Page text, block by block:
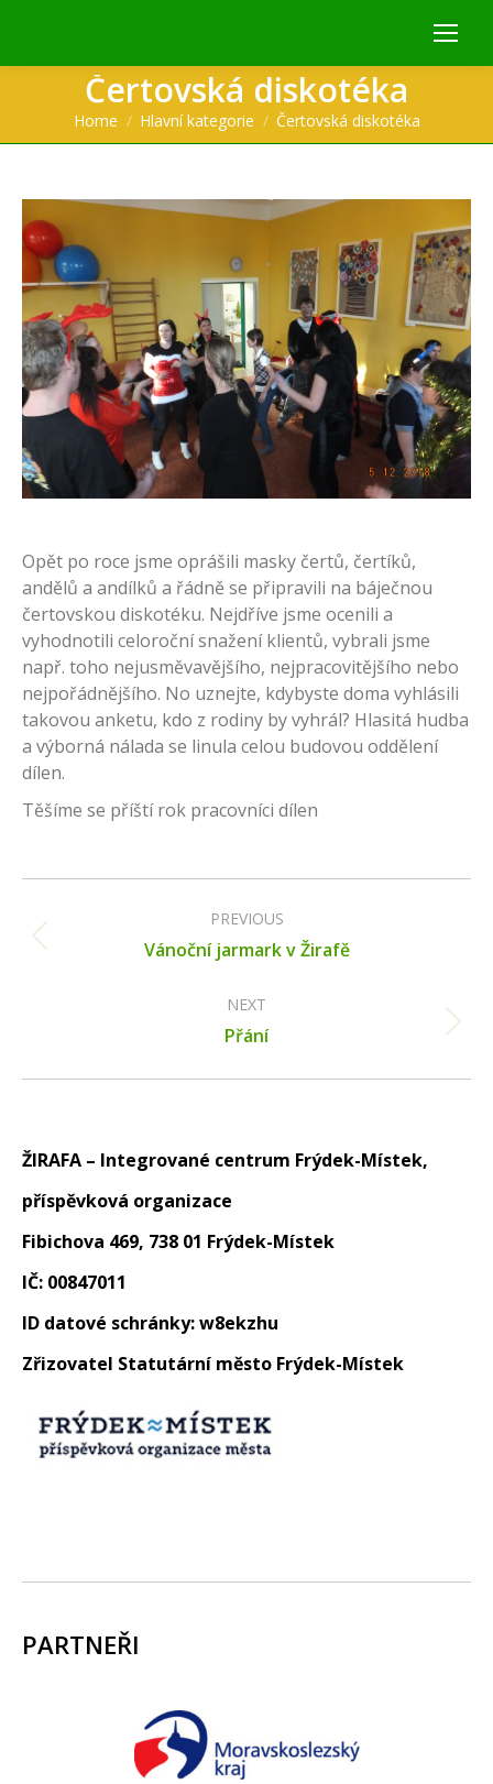
Čertovská diskotéka
You are here:
Home Hlavní kategorie Čertovská diskotéka
Opět po roce jsme oprášili masky čertů, čertíků,
andělů a andílků a řádně se připravili na báječnou
čertovskou diskotéku. Nejdříve jsme ocenili a
vyhodnotili celoroční snažení klientů, vybrali jsme
např. toho nejusměvavějšího, nejpracovitějšího nebo
nejpořádnějšího. No uznejte, kdybyste doma vyhlásili
takovou anketu, kdo z rodiny by vyhrál? Hlasitá hudba
a výborná nálada se linula celou budovou oddělení
dílen.
Těšíme se příští rok pracovníci dílen
navigation
PREVIOUS
Previous
Vánoční jarmark v Žirafě
NEXT
Next
Přání
ŽIRAFA – Integrované centrum Frýdek-Místek,
příspěvková organizace
Fibichova 469, 738 01 Frýdek-Místek
IČ: 00847011
ID datové schránky: w8ekzhu
Zřizovatel Statutární město Frýdek-Místek
PARTNEŘI